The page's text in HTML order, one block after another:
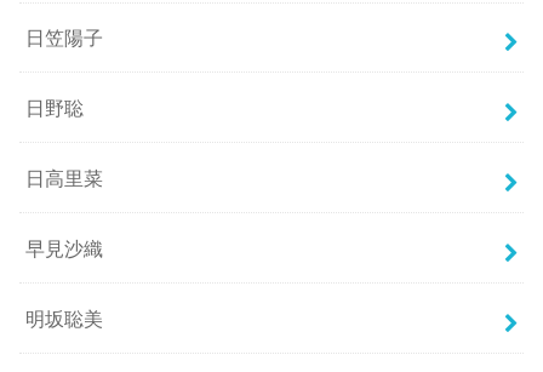
日笠陽子
日野聡
日高里菜
早見沙織
明坂聡美